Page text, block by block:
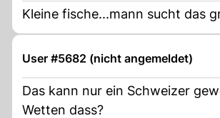
Kleine fische...mann sucht das
User #5682 (nicht angemeldet)
Das kann nur ein Schweizer
Wetten dass?